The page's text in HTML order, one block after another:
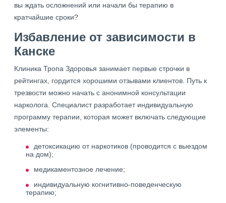
вы ждать осложнений или начали бы терапию в
кратчайшие сроки?
Избавление от зависимости в
Канске
Клиника Тропа Здоровья занимает первые строчки в
рейтингах, гордится хорошими отзывами клиентов. Путь к
трезвости можно начать с анонимной консультации
нарколога. Специалист разработает индивидуальную
программу терапии, которая может включать следующие
элементы:
детоксикацию от наркотиков (проводится с выездом
на дом);
медикаментозное лечение;
индивидуальную когнитивно-поведенческую
терапию;